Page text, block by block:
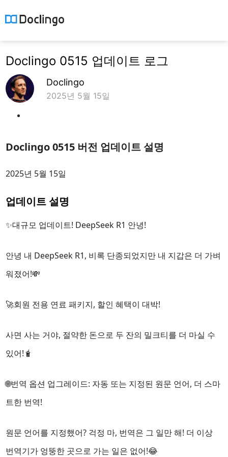
Doclingo 0515 업데이트 로그
Doclingo
2025년 5월 15일
Doclingo 0515 버전 업데이트 설명
2025년 5월 15일
업데이트 설명
✨대규모 업데이트! DeepSeek R1 안녕!
안녕 내 DeepSeek R1, 비록 단종되었지만 내 지갑은 더 가벼
워졌어!💸
🚀회원 전용 연료 패키지, 할인 혜택이 대박!
사면 사는 거야, 절약한 돈으로 두 잔의 밀크티를 더 마실 수
있어!🧋
🌐번역 옵션 업그레이드: 자동 또는 지정된 원문 언어, 더 스마
트한 번역!
원문 언어를 지정했어? 걱정 마, 번역은 그 일만 해! 더 이상
번역기가 엉뚱한 곳으로 가는 일은 없어!😂